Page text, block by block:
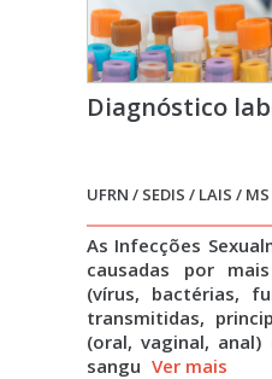
Diagnóstico
UFRN / SEDIS / LAIS / MS
As Infecções
causadas por
(vírus, bactérias,
transmitidas,
(oral, vaginal,
sangu Ver mais